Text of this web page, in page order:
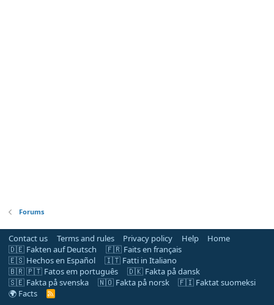
Forums
Contact us Terms and rules Privacy policy Help
Home
🇩🇪 Fakten auf Deutsch
🇫🇷 Faits en français
🇪🇸 Hechos en Español
🇮🇹 Fatti in Italiano
🇧🇷 🇵🇹 Fatos em português
🇩🇰 Fakta på dansk
🇸🇪 Fakta på svenska
🇳🇴 Fakta på norsk
🇫🇮 Faktat suomeksi
🌍 Facts
R